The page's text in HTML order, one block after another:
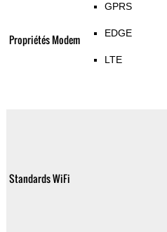
Propriétés Modem
GPRS
EDGE
LTE
Standards WiFi